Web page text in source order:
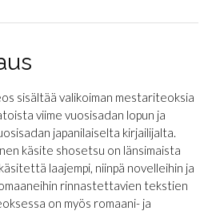
sisältää valikoiman mestariteoksia
viime vuosisadan lopun ja
japanilaiselta kirjailijalta.
käsite shosetsu on länsimaista
laajempi, niinpä novelleihin ja
rinnastettavien tekstien
on myös romaani- ja